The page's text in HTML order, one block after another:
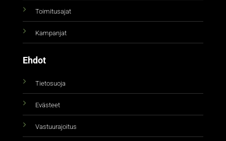
Toimitusajat
Kampanjat
Ehdot
Tietosuoja
Evästeet
Vastuurajoitus